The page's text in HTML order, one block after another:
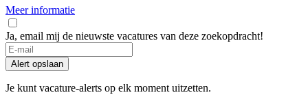
Meer informatie
Ja, email mij de nieuwste vacatures van deze zoekopdracht!
Alert opslaan
Je kunt vacature-alerts op elk moment uitzetten.